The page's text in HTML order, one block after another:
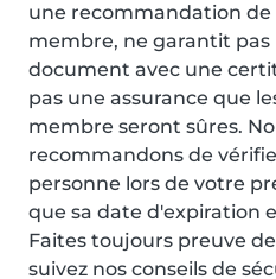
une recommandation
membre, ne garantit
document avec une
pas une assurance que
membre seront sûres.
recommandons de
personne lors de votre
que sa date d'expiration
Faites toujours preuve
suivez nos conseils de